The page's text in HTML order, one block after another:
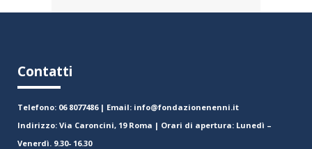
Contatti
Telefono: 06 8077486 | Email: info@fondazionenenni.it
Indirizzo: Via Caroncini, 19 Roma | Orari di apertura: Lunedì –
Venerdì. 9.30- 16.30